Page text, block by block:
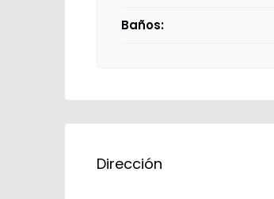
Baños:
Dirección